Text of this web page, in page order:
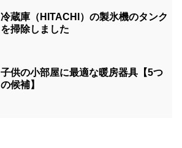
冷蔵庫（HITACHI）の製氷機のタンク
を掃除しました
子供の小部屋に最適な暖房器具【5つ
の候補】